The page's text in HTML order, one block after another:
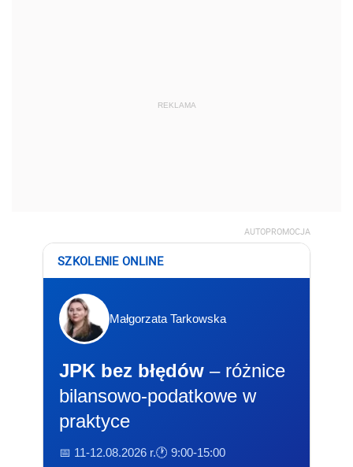
REKLAMA
AUTOPROMOCJA
SZKOLENIE ONLINE
Małgorzata Tarkowska
JPK bez błędów – różnice
bilansowo-podatkowe w
praktyce
📅 11-12.08.2026 r.🕐 9:00-15:00